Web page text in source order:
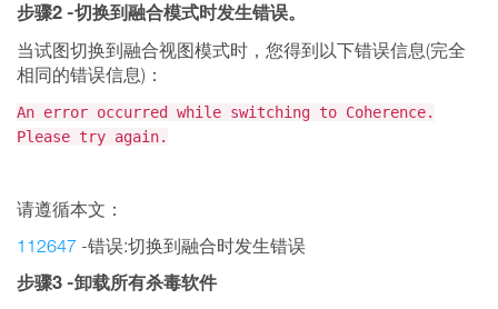
步骤2 -切换到融合模式时发生错误。
当试图切换到融合视图模式时，您得到以下错误信息(完全
相同的错误信息)：
An error occurred while switching to Coherence.
Please try again.
请遵循本文：
112647 -错误:切换到融合时发生错误
步骤3 -卸载所有杀毒软件